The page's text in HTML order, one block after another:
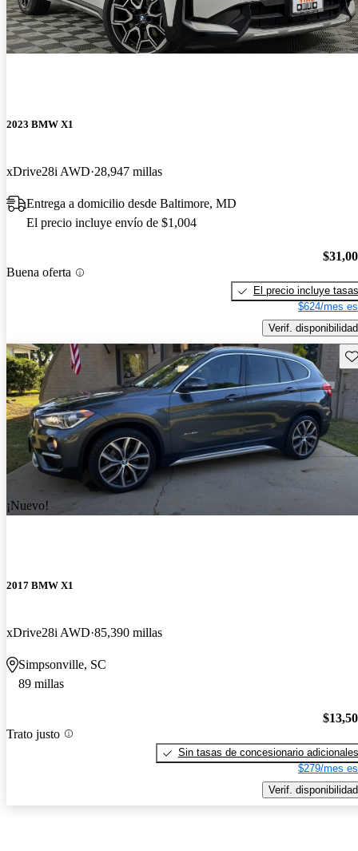
2023 BMW X1
xDrive28i AWD 28,947 millas
Entrega a domicilio desde Baltimore, MD
El precio incluye envío de $1,004
Buena oferta
El precio incluye tasas
$624/mes
Verif. disponibilidad
¡Nuevo!
2017 BMW X1
xDrive28i AWD 85,390 millas
Simpsonville, SC
89 millas
Trato justo
Sin tasas de concesionario adicionales
$279/mes
Verif. disponibilidad